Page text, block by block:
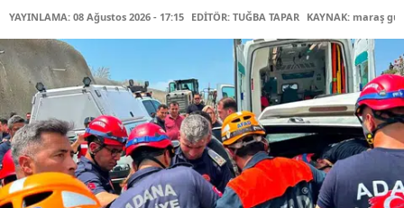
YAYINLAMA: 08 Ağustos 2026 - 17:15 EDİTÖR: TUĞBA TAPAR KAYNAK: maraş